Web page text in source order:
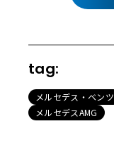
tag:
メルセデス・ベンツ
メルセデスAMG